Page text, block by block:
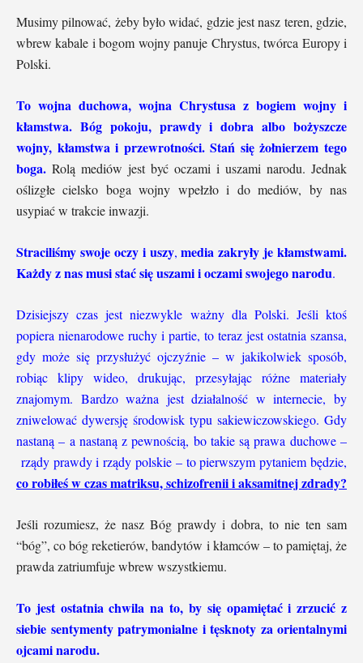
Musimy pilnować, żeby było widać, gdzie jest nasz teren, gdzie,
wbrew kabale i bogom wojny panuje Chrystus, twórca Europy i
Polski.
To wojna duchowa, wojna Chrystusa z bogiem wojny i
kłamstwa. Bóg pokoju, prawdy i dobra albo bożyszcze
wojny, kłamstwa i przewrotności. Stań się żołnierzem tego
boga. Rolą mediów jest być oczami i uszami narodu. Jednak
oślizgłe cielsko boga wojny wpełzło i do mediów, by nas
usypiać w trakcie inwazji.
Straciliśmy swoje oczy i uszy,media zakryły je kłamstwami.
Każdy z nas musi stać się uszami i oczami swojego narodu.
Dzisiejszy czas jest niezwykle ważny dla Polski. Jeśli ktoś
popiera nienarodowe ruchy i partie, to teraz jest ostatnia szansa,
gdy może się przysłużyć ojczyźnie – w jakikolwiek sposób,
robiąc klipy wideo, drukując, przesyłając różne materiały
znajomym. Bardzo ważna jest działalność w internecie, by
zniwelować dywersję środowisk typu sakiewiczowskiego. Gdy
nastaną – a nastaną z pewnością, bo takie są prawa duchowe –
rządy prawdy i rządy polskie – to pierwszym pytaniem będzie,
co robiłeś w czas matriksu, schizofrenii i aksamitnej zdrady?
Jeśli rozumiesz, że nasz Bóg prawdy i dobra, to nie ten sam
“bóg”, co bóg reketierów, bandytów i kłamców – to pamiętaj, że
prawda zatriumfuje wbrew wszystkiemu.
To jest ostatnia chwila na to, by się opamiętać i zrzucić z
siebie sentymenty patrymonialne i tęsknoty za orientalnymi
ojcami narodu.